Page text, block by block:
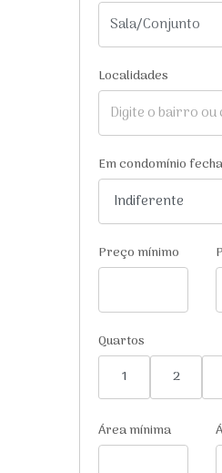
Localidades
Em condomínio
Preço mínimo
Quartos
1
2
Área mínima